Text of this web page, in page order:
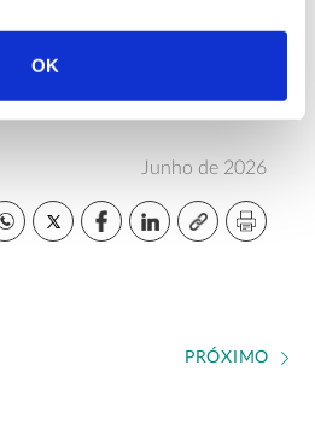
OK
Junho de 2026
PRÓXIMO